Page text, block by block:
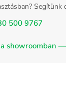
Segítünk
500 9767
a showroomban